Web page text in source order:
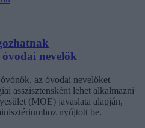
nevelők
az óvodai nevelőket
asszisztensként lehet alkalmazni
(MOE) javaslata alapján,
nyújtott be.